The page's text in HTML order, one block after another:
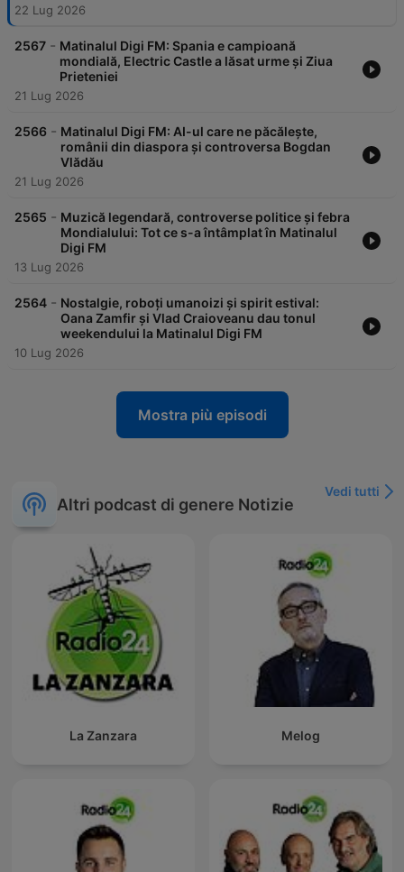
22 Lug 2026
2567 - Matinalul Digi FM: Spania e campioană
mondială, Electric Castle a lăsat urme și Ziua
Prieteniei
21 Lug 2026
2566 - Matinalul Digi FM: AI-ul care ne păcălește,
românii din diaspora și controversa Bogdan
Vlădău
21 Lug 2026
2565 - Muzică legendară, controverse politice și febra
Mondialului: Tot ce s-a întâmplat în Matinalul
Digi FM
13 Lug 2026
2564 - Nostalgie, roboți umanoizi și spirit estival:
Oana Zamfir și Vlad Craioveanu dau tonul
weekendului la Matinalul Digi FM
10 Lug 2026
Mostra più episodi
Altri podcast di genere Notizie
Vedi tutti
La Zanzara Melog